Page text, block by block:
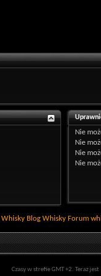
Nie
Nie
Nie
Nie
Whisky Blog Whisky Forum
Czasy w strefie GMT +2. Teraz jest